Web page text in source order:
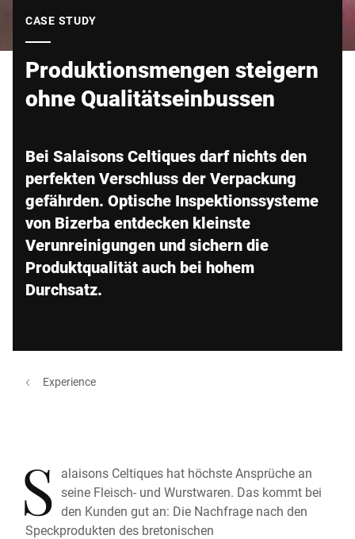
CASE STUDY
Produktionsmengen steigern
ohne Qualitätseinbussen
Bei Salaisons Celtiques darf nichts den
perfekten Verschluss der Verpackung
gefährden. Optische Inspektionssysteme
von Bizerba entdecken kleinste
Verunreinigungen und sichern die
Produktqualität auch bei hohem
Durchsatz.
Experience
S alaisons Celtiques hat höchste Ansprüche an
seine Fleisch- und Wurstwaren. Das kommt bei
den Kunden gut an: Die Nachfrage nach den
Speckprodukten des bretonischen